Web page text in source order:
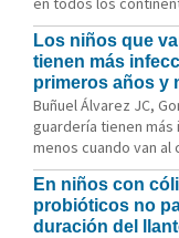
Los niños que
tienen más
primeros años y
Buñuel Álvarez JC,
guardería tienen
menos cuando van al
En niños con
probióticos no
duración del